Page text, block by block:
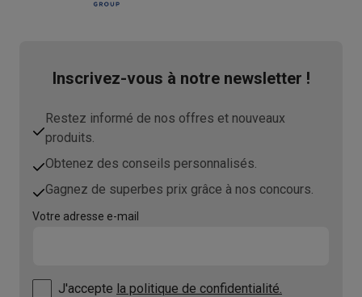
Inscrivez-vous à notre newsletter !
Restez informé de nos offres et nouveaux
produits.
Obtenez des conseils personnalisés.
Gagnez de superbes prix grâce à nos concours.
Votre adresse e-mail
J'accepte la politique de confidentialité.